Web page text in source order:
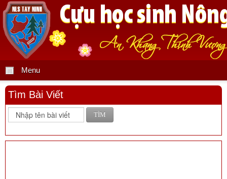
Menu
Tìm Bài Viết
TÌM